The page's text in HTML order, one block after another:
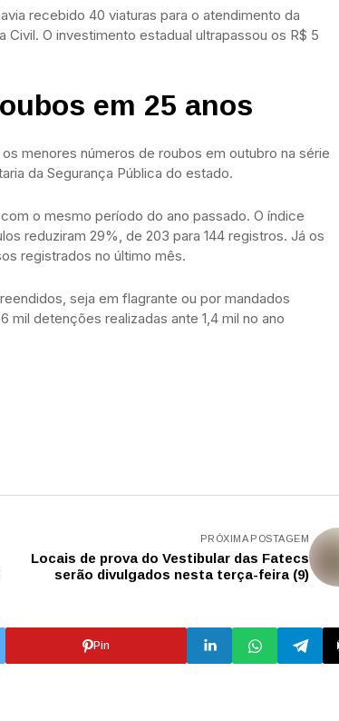
recebido 40 viaturas para o atendimento da
O investimento estadual ultrapassou os R$ 5
em 25 anos
menores números de roubos em outubro na série
da Segurança Pública do estado.
o mesmo período do ano passado. O índice
reduziram 29%, de 203 para 144 registros. Já os
registrados no último mês.
seja em flagrante ou por mandados
mil detenções realizadas ante 1,4 mil no ano
PRÓXIMA POSTAGEM
Locais de prova do Vestibular das Fatecs
serão divulgados nesta terça-feira (9)
Pin